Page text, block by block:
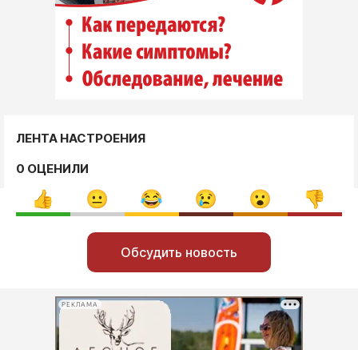
ЛЕНТА НАСТРОЕНИЯ
0 ОЦЕНИЛИ
Обсудить новость
РЕКЛАМА